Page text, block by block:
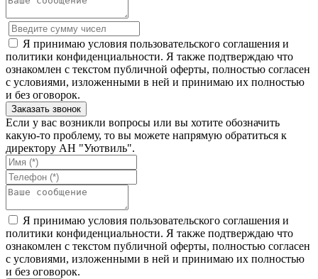
Я принимаю условия пользовательского соглашения и
политики конфиденциальности. Я также подтверждаю что
ознакомлен с текстом публичной оферты, полностью согласен
с условиями, изложенными в ней и принимаю их полностью
и без оговорок.
Если у вас возникли вопросы или вы хотите обозначить
какую-то проблему, то вы можете напрямую обратиться к
директору АН "Уютвиль".
Я принимаю условия пользовательского соглашения и
политики конфиденциальности. Я также подтверждаю что
ознакомлен с текстом публичной оферты, полностью согласен
с условиями, изложенными в ней и принимаю их полностью
и без оговорок.